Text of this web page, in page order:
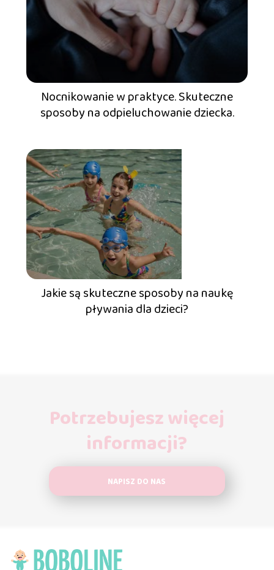
Nocnikowanie w praktyce. Skuteczne
sposoby na odpieluchowanie dziecka.
Jakie są skuteczne sposoby na naukę
pływania dla dzieci?
Potrzebujesz więcej
informacji?
NAPISZ DO NAS